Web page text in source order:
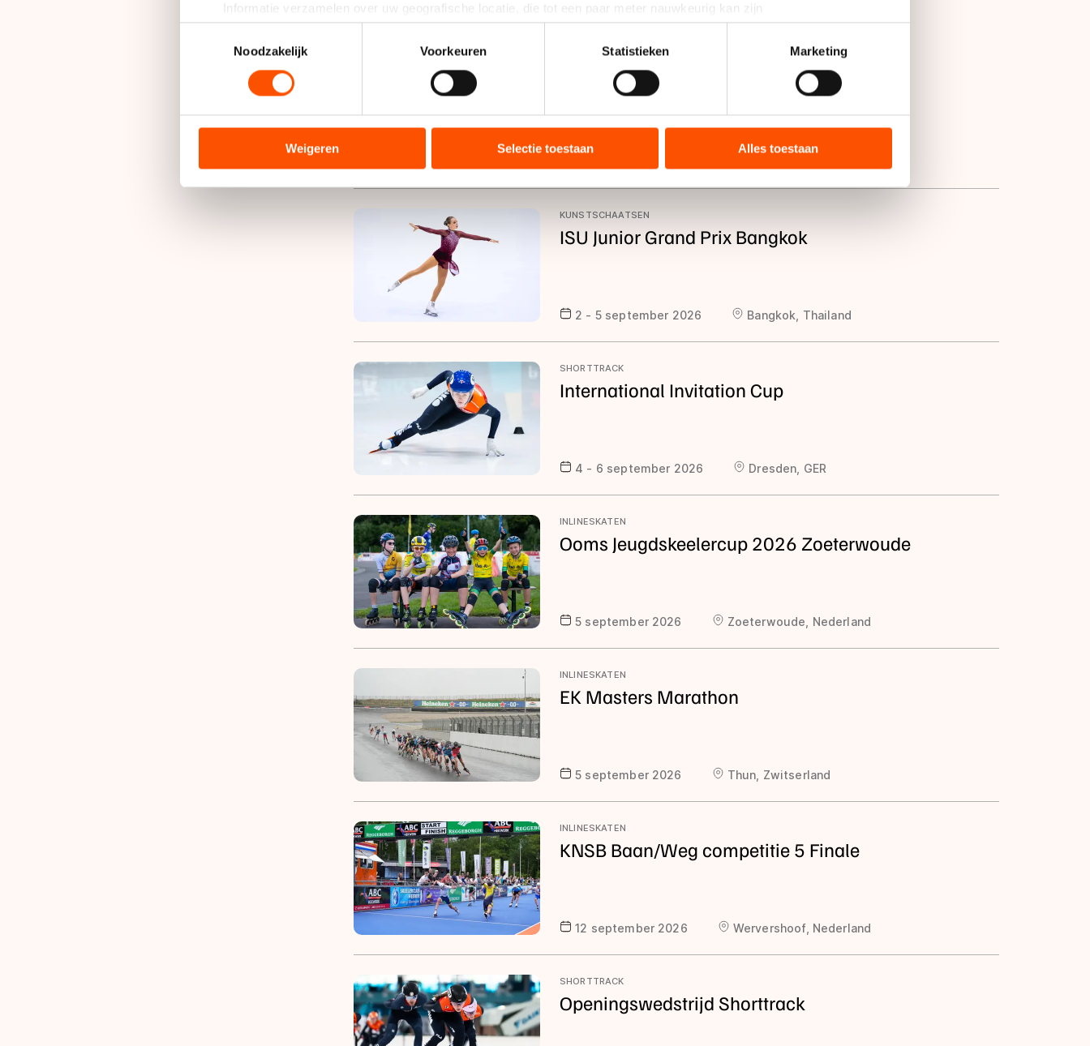
Informatie verzamelen over uw geografische locatie, die tot een paar meter nauwkeurig kan zijn
Uw apparaat identificeren door het actief te scannen op specifieke eigenschappen (fingerprinting)
Lees meer over hoe uw persoonlijke gegevens worden verwerkt en stel uw voorkeuren in het
detailgedeeltein. U kunt uw
toestemming op elk moment wijzigen of intrekken in de Cookieverklaring.
analyseren. We delen informatie over uw gebruik van onze site met onze partners voor social media, advertenties en
analyse. Zij kunnen deze combineren met andere gegevens die u aan hen heeft verstrekt of die zij hebben verzameld via
hun services. Sommige partners kunnen gegevens doorgeven aan landen buiten de EU, zoals de VS, waar mogelijk geen
adequaat beschermingsniveau geldt volgens de GDPR. Door op ‘Toestaan’ te klikken, stemt u in met deze overdracht.
Noodzakelijk
Voorkeuren Statistieken Marketing
Weigeren Selectie toestaan Alles toestaan
INLINESKATEN
Oomssport Skeelercup 8 Finale
september 2026
KUNSTSCHAATSEN
ISU Junior Grand Prix Bangkok
2 - 5 september 2026 Bangkok, Thailand
SHORTTRACK
International Invitation Cup
4 - 6 september 2026 Dresden, GER
INLINESKATEN
Ooms Jeugdskeelercup 2026 Zoeterwoude
5 september 2026 Zoeterwoude, Nederland
INLINESKATEN
EK Masters Marathon
5 september 2026 Thun, Zwitserland
INLINESKATEN
KNSB Baan/Weg competitie 5 Finale
12 september 2026 Wervershoof, Nederland
SHORTTRACK
Openingswedstrijd Shorttrack